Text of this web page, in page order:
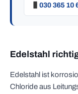
030 365 10
Edelstahl
Edelstahl ist
Chloride aus